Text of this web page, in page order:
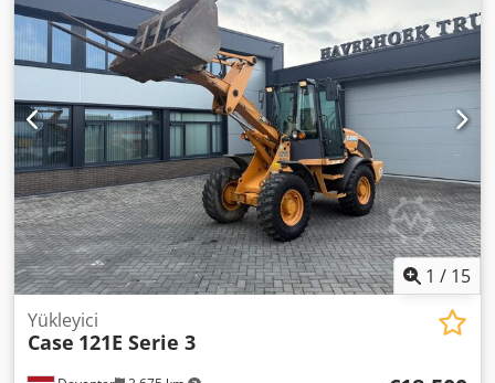
1 / 15
Yükleyici
Case 121E Serie 3